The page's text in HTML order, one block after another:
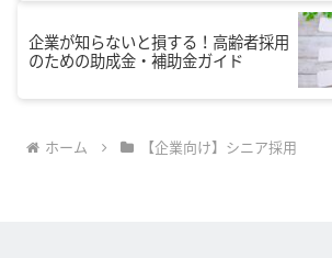
企業が知らないと損する！高齢者採用
のための助成金・補助金ガイド
ホーム 【企業向け】シニア採用